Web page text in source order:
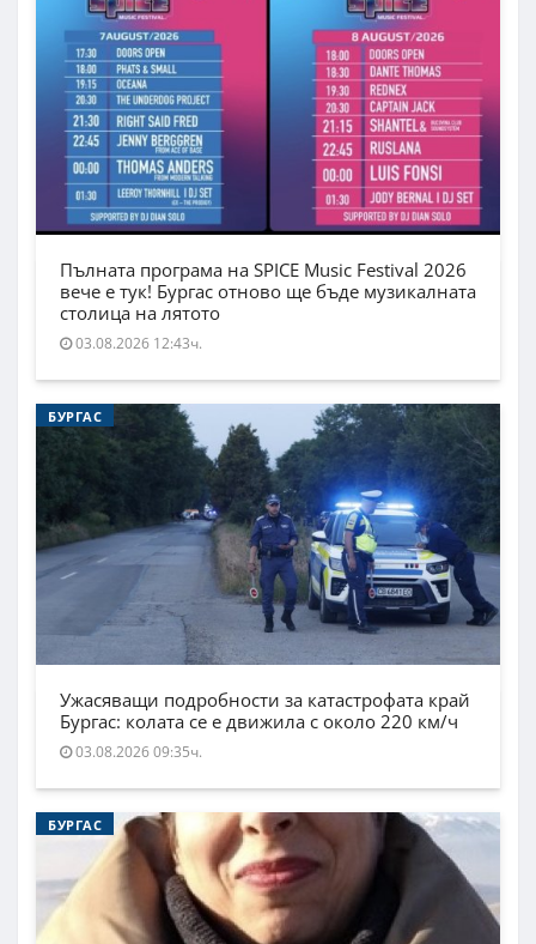
Пълната програма на SPICE Music Festival 2026
вече е тук! Бургас отново ще бъде музикалната
столица на лятото
03.08.2026 12:43ч.
БУРГАС
Ужасяващи подробности за катастрофата край
Бургас: колата се е движила с около 220 км/ч
03.08.2026 09:35ч.
БУРГАС